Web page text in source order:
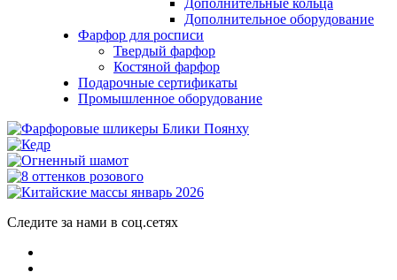
Дополнительные кольца
Дополнительное оборудование
Фарфор для росписи
Твердый фарфор
Костяной фарфор
Подарочные сертификаты
Промышленное оборудование
Следите за нами в соц.сетях